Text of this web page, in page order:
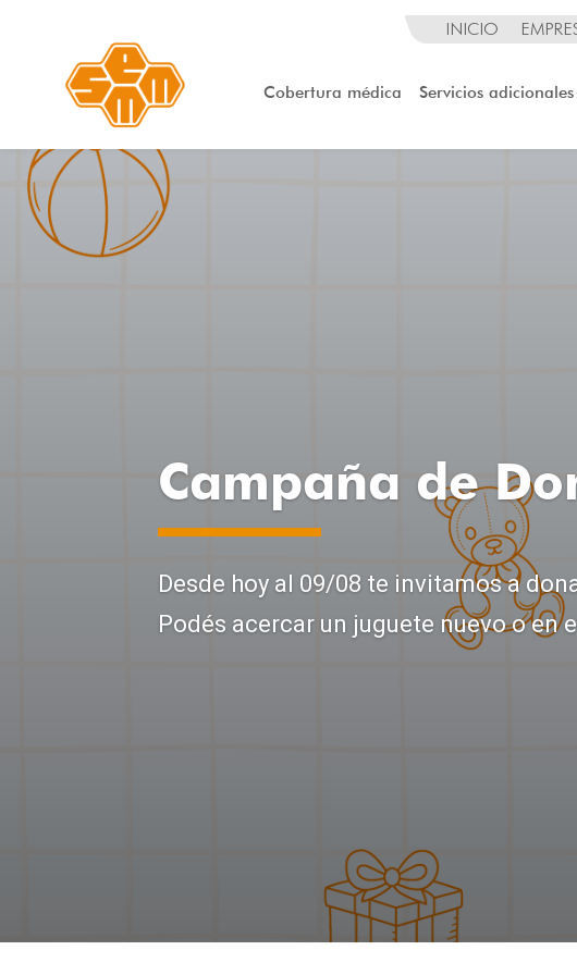
INICIO
Cobertura médica Servicios adicionales
Campaña de
Desde hoy al 09/08 te invitamos a
Podés acercar un juguete nuevo o